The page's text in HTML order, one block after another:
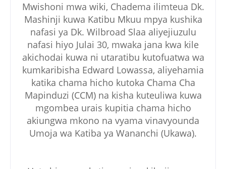
Mwishoni mwa wiki, Chadema ilimteua Dk.
Mashinji kuwa Katibu Mkuu mpya kushika
nafasi ya Dk. Wilbroad Slaa aliyejiuzulu
nafasi hiyo Julai 30, mwaka jana kwa kile
akichodai kuwa ni utaratibu kutofuatwa wa
kumkaribisha Edward Lowassa, aliyehamia
katika chama hicho kutoka Chama Cha
Mapinduzi (CCM) na kisha kuteuliwa kuwa
mgombea urais kupitia chama hicho
akiungwa mkono na vyama vinavyounda
Umoja wa Katiba ya Wananchi (Ukawa).